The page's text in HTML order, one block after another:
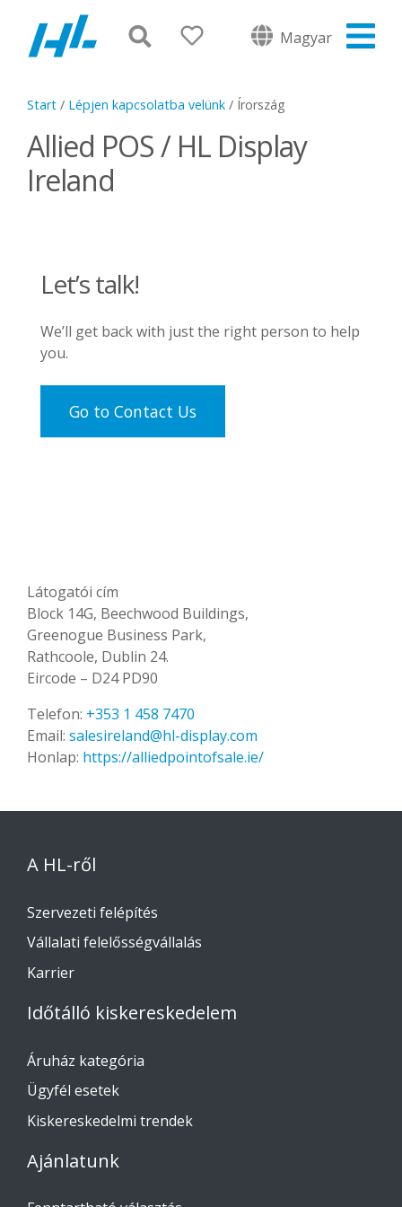
Magyar
Start / Lépjen kapcsolatba velünk / Írország
Allied POS / HL Display
Ireland
Látogatói cím
Block 14G, Beechwood Buildings,
Greenogue Business Park,
Rathcoole, Dublin 24.
Eircode – D24 PD90
Telefon: +353 1 458 7470
Email: salesireland@hl-display.com
Honlap: https://alliedpointofsale.ie/
Let’s talk!
We’ll get back with just the right person to help
you.
Go to Contact Us
A HL-ről
Szervezeti felépítés
Vállalati felelősségvállalás
Karrier
Időtálló kiskereskedelem
Áruház kategória
Ügyfél esetek
Kiskereskedelmi trendek
Ajánlatunk